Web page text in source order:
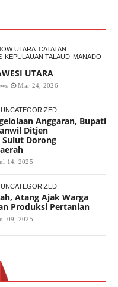
UTARA CATATAN
KEPULAUAN TALAUD MANADO
UTARA
Mar 24, 2026
UNCATEGORIZED
Anggaran, Bupati
Ditjen
Sulut Dorong
14, 2025
UNCATEGORIZED
Atang Ajak Warga
Produksi Pertanian
09, 2025